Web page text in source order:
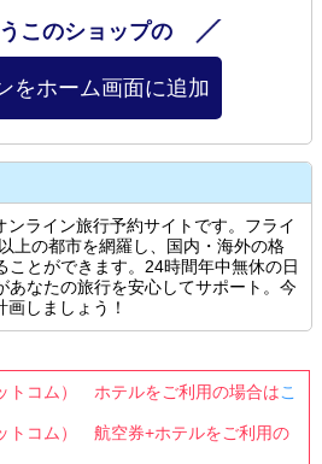
このショップの
をホーム画面に追加
ライン旅行予約サイトです。フライ
上の都市を網羅し、国内・海外の格
ことができます。24時間年中無休の日
あなたの旅行を安心してサポート。今
しましょう！
トコム） ホテルをご利用の場合はこ
トコム） 航空券+ホテルをご利用の